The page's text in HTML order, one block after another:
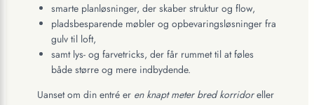
smarte planløsninger, der skaber struktur og flow,
pladsbesparende møbler og opbevaringsløsninger fra
gulv til loft,
samt lys- og farvetricks, der får rummet til at føles
både større og mere indbydende.
Uanset om din entré er en knapt meter bred korridoreller